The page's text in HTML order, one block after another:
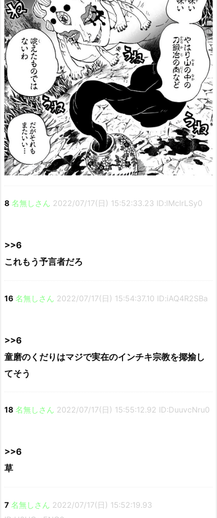
8 名無しさん 2022/07/17(日) 15:52:33.23 ID:lMclrLSy0
>>6
これもう予言者だろ
16 名無しさん 2022/07/17(日) 15:54:37.10 ID:iAQ4R2SBa
>>6
童磨のくだりはマジで実在のインチキ宗教を揶揄し
てそう
18 名無しさん 2022/07/17(日) 15:55:12.92 ID:DuuvcNru0
>>6
草
7 名無しさん 2022/07/17(日) 15:52:19.93